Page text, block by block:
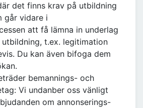
det finns krav på utbildning
går vidare i
att få lämna in underlag
t.ex. legitimation
Du kan även bifoga dem
bemannings- och
Vi undanber oss vänligt
om annonserings-